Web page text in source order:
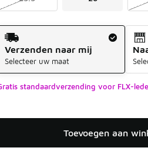
Verzenden naar mij
Selecteer uw maat
standaardverzending voor FLX-
Toevoegen aan